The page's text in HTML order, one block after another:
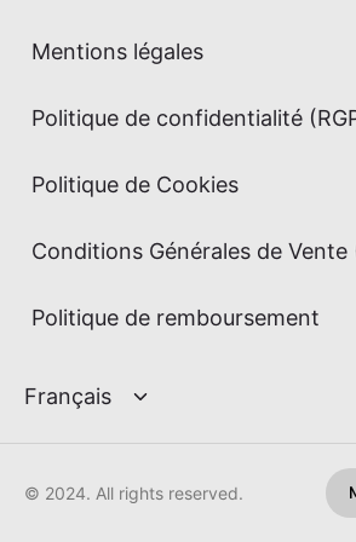
Mentions légales
Politique de confidentialité
Politique de Cookies
Conditions Générales de Vente
Politique de remboursement
© 2024. All rights reserved.